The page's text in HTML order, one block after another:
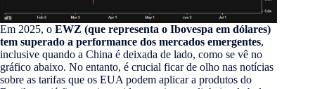
Em 2025, o EWZ (que representa o Ibovespa em dólares)
tem superado a performance dos mercados emergentes,
inclusive quando a China é deixada de lado, como se vê no
gráfico abaixo. No entanto, é crucial ficar de olho nas notícias
sobre as tarifas que os EUA podem aplicar a produtos do